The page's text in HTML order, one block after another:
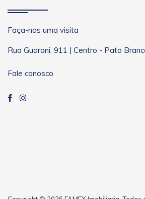
Faça-nos uma visita
Rua Guarani, 911 | Centro - Pato
Fale conosco